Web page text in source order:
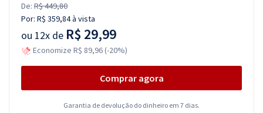
De: R$ 449,80
Por: R$ 359,84à vista
ou 12x de R$ 29,99
Economize R$ 89,96 (-20%)
Comprar agora
Garantia de devolução do dinheiro em 7 dias.